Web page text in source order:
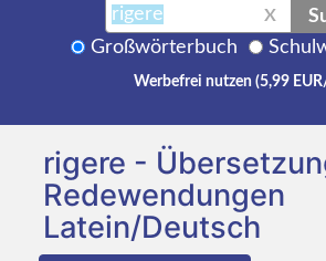
X
Großwörterbuch
Werbefrei nutzen (5,99
rigere -
Redewendungen
Latein/Deutsch